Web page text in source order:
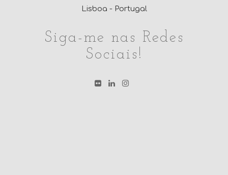
Lisboa - Portugal
Siga-me nas Redes
Sociais!